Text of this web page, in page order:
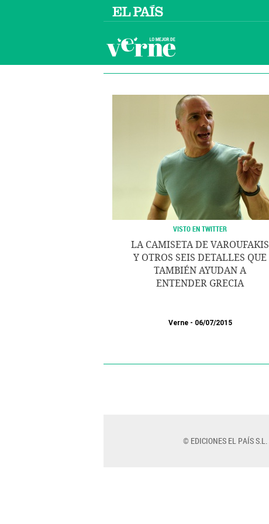
VISTO EN TWITTER
LA CAMISETA DE VAROUFAKIS
Y OTROS SEIS DETALLES QUE
TAMBIÉN AYUDAN A
ENTENDER GRECIA
Verne 06/07/2015
© EDICIONES EL PAÍS S.L.